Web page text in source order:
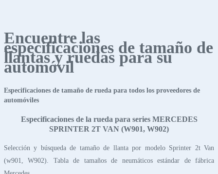
Encuentre las
especificaciones de tamaño de
llantas y ruedas para su
automóvil
Especificaciones de tamaño de rueda para todos los proveedores de
automóviles
Especificaciones de la rueda para series MERCEDES
SPRINTER 2T VAN (W901, W902)
Selección y búsqueda de tamaño de llanta por modelo Sprinter 2t Van
(w901, W902). Tabla de tamaños de neumáticos estándar de fábrica